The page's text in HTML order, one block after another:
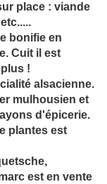
place : viande
bonifie en
Cuit il est
!
alsacienne.
mulhousien et
d'épicerie.
plantes est
est en vente